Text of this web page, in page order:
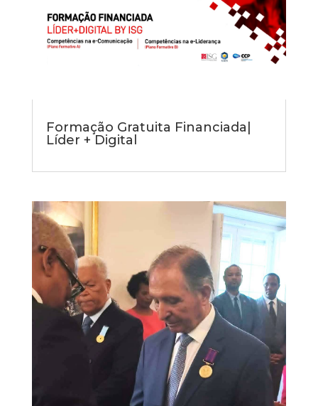
Formação Gratuita Financiada|
Líder + Digital